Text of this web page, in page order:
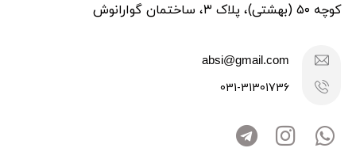
کوچه ۵۰ (بهشتی)، پلاک ۳، ساختمان گوارانوش
absi@gmail.com
031-31301736